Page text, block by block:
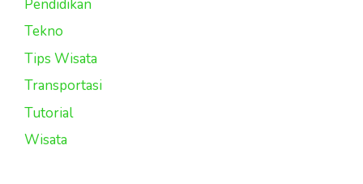
Pendidikan
Tekno
Tips Wisata
Transportasi
Tutorial
Wisata